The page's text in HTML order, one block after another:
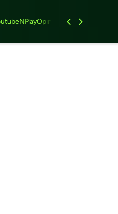
NPlayOpinião Feminino